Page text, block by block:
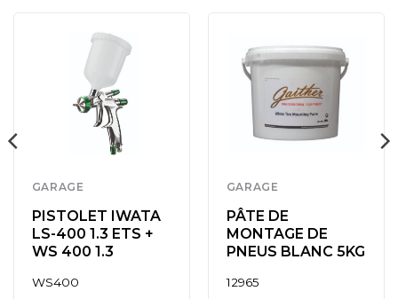
GARAGE
PISTOLET IWATA
LS-400 1.3 ETS +
WS 400 1.3
WS400
GARAGE
PÂTE DE
MONTAGE DE
PNEUS BLANC 5KG
12965